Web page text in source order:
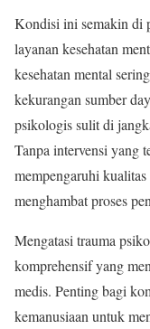
Kondisi ini semakin di
layanan kesehatan
kesehatan mental
kekurangan sumber
psikologis sulit di
Tanpa intervensi yang
mempengaruhi
menghambat proses
Mengatasi trauma
komprehensif yang
medis. Penting bagi
kemanusiaan untuk